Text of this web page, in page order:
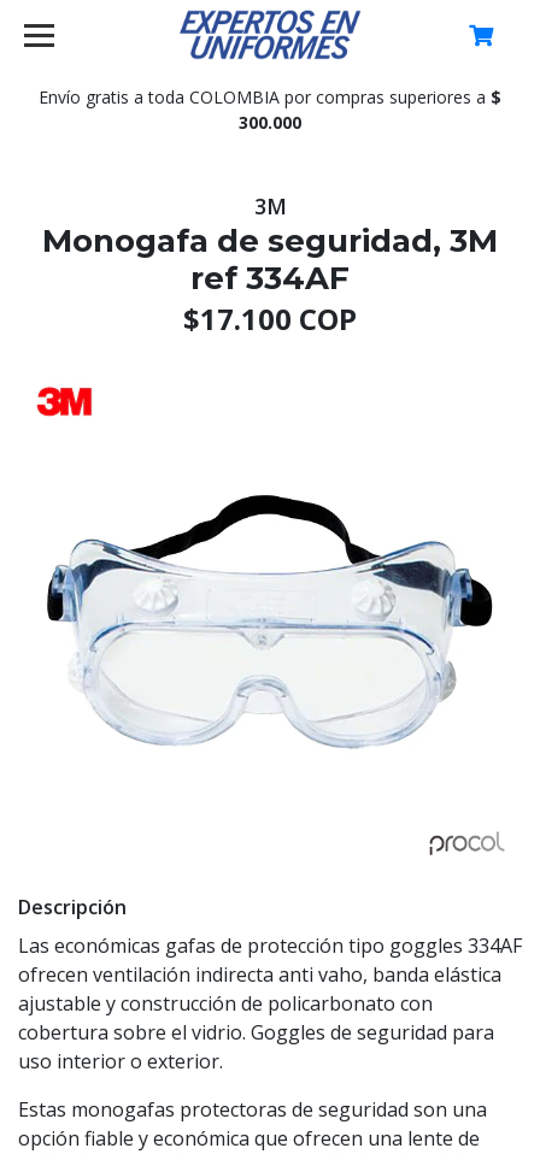
Envío gratis a toda COLOMBIA por compras superiores a $
300.000
3M
Monogafa de seguridad, 3M
ref 334AF
$17.100 COP
Descripción
Las económicas gafas de protección tipo goggles 334AF
ofrecen ventilación indirecta anti vaho, banda elástica
ajustable y construcción de policarbonato con
cobertura sobre el vidrio. Goggles de seguridad para
uso interior o exterior.
Estas monogafas protectoras de seguridad son una
opción fiable y económica que ofrecen una lente de